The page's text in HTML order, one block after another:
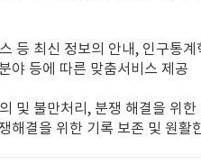
등 최신 정보의 안내, 인구통
야 등에 따른 맞춤서비스 제공
및 불만처리, 분쟁 해결을 위
해결을 위한 기록 보존 및 원활